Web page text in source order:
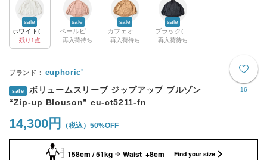
sale
残り1点
sale
再入荷待ち
sale
再入荷待ち
sale
再入荷待ち
16
euphoric'
sale
ボリュームスリーブ ジップアップ ブルゾン
“Zip-up Blouson” eu-ct5211-fn
14,300円 50%OFF
158cm / 51kg Waist +8cm Find your size